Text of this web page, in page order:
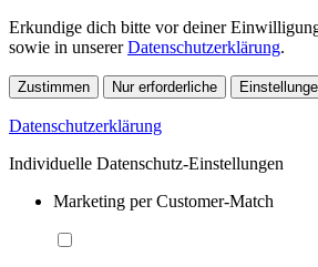
Erkundige dich bitte vor deiner
sowie in unsererDatenschutzerklärung.
Zustimmen Nur erforderliche
Datenschutzerklärung
Individuelle Datenschutz-Einstellungen
Marketing per Customer-Match